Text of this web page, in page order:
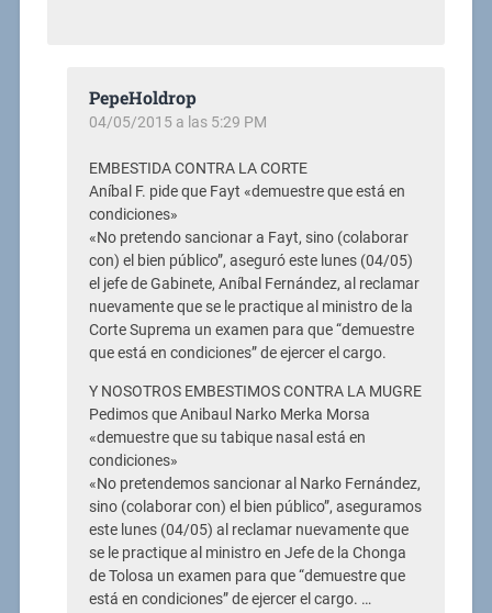
PepeHoldrop
04/05/2015 a las 5:29 PM
EMBESTIDA CONTRA LA CORTE
Aníbal F. pide que Fayt «demuestre que está en
condiciones»
«No pretendo sancionar a Fayt, sino (colaborar
con) el bien público”, aseguró este lunes (04/05)
el jefe de Gabinete, Aníbal Fernández, al reclamar
nuevamente que se le practique al ministro de la
Corte Suprema un examen para que “demuestre
que está en condiciones” de ejercer el cargo.
Y NOSOTROS EMBESTIMOS CONTRA LA MUGRE
Pedimos que Anibaul Narko Merka Morsa
«demuestre que su tabique nasal está en
condiciones»
«No pretendemos sancionar al Narko Fernández,
sino (colaborar con) el bien público”, aseguramos
este lunes (04/05) al reclamar nuevamente que
se le practique al ministro en Jefe de la Chonga
de Tolosa un examen para que “demuestre que
está en condiciones” de ejercer el cargo. …